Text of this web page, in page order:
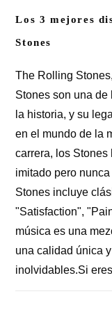
Los 3 mejores
Stones
The Rolling
Stones son una
la historia, y su
en el mundo de la
carrera, los
imitado pero
Stones incluye
"Satisfaction",
música es una
una calidad única
inolvidables.Si